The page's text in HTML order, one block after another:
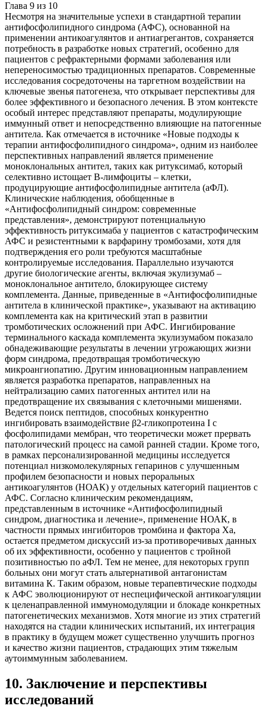
Глава 9 из 10
Несмотря на значительные успехи в стандартной терапии
антифосфолипидного синдрома (АФС), основанной на
применении антикоагулянтов и антиагрегантов, сохраняется
потребность в разработке новых стратегий, особенно для
пациентов с рефрактерными формами заболевания или
непереносимостью традиционных препаратов. Современные
исследования сосредоточены на таргетном воздействии на
ключевые звенья патогенеза, что открывает перспективы для
более эффективного и безопасного лечения. В этом контексте
особый интерес представляют препараты, модулирующие
иммунный ответ и непосредственно влияющие на патогенные
антитела. Как отмечается в источнике «Новые подходы к
терапии антифосфолипидного синдрома», одним из наиболее
перспективных направлений является применение
моноклональных антител, таких как ритуксимаб, который
селективно истощает В-лимфоциты – клетки,
продуцирующие антифосфолипидные антитела (аФЛ).
Клинические наблюдения, обобщенные в
«Антифосфолипидный синдром: современные
представления», демонстрируют потенциальную
эффективность ритуксимаба у пациентов с катастрофическим
АФС и резистентными к варфарину тромбозами, хотя для
подтверждения его роли требуются масштабные
контролируемые исследования. Параллельно изучаются
другие биологические агенты, включая экулизумаб –
моноклональное антитело, блокирующее систему
комплемента. Данные, приведенные в «Антифосфолипидные
антитела в клинической практике», указывают на активацию
комплемента как на критический этап в развитии
тромботических осложнений при АФС. Ингибирование
терминального каскада комплемента экулизумабом показало
обнадеживающие результаты в лечении угрожающих жизни
форм синдрома, предотвращая тромботическую
микроангиопатию. Другим инновационным направлением
является разработка препаратов, направленных на
нейтрализацию самих патогенных антител или на
предотвращение их связывания с клеточными мишенями.
Ведется поиск пептидов, способных конкурентно
ингибировать взаимодействие β2-гликопротеина I с
фосфолипидами мембран, что теоретически может прервать
патологический процесс на самой ранней стадии. Кроме того,
в рамках персонализированной медицины исследуется
потенциал низкомолекулярных гепаринов с улучшенным
профилем безопасности и новых пероральных
антикоагулянтов (НОАК) у отдельных категорий пациентов с
АФС. Согласно клиническим рекомендациям,
представленным в источнике «Антифосфолипидный
синдром, диагностика и лечение», применение НОАК, в
частности прямых ингибиторов тромбина и фактора Ха,
остается предметом дискуссий из-за противоречивых данных
об их эффективности, особенно у пациентов с тройной
позитивностью по аФЛ. Тем не менее, для некоторых групп
больных они могут стать альтернативой антагонистам
витамина К. Таким образом, новые терапевтические подходы
к АФС эволюционируют от неспецифической антикоагуляции
к целенаправленной иммуномодуляции и блокаде конкретных
патогенетических механизмов. Хотя многие из этих стратегий
находятся на стадии клинических испытаний, их интеграция
в практику в будущем может существенно улучшить прогноз
и качество жизни пациентов, страдающих этим тяжелым
аутоиммунным заболеванием.
10. Заключение и перспективы
исследований